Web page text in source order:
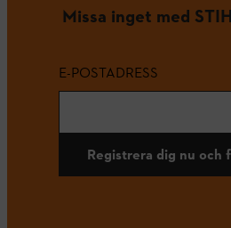
Missa inget med
E-POSTADRESS
Registrera dig nu och